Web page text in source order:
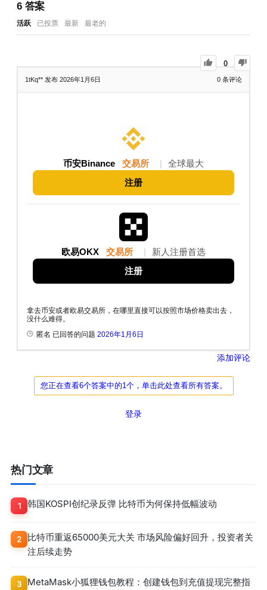
6答案
活跃 已投票 最新 最老的
0
1tKq** 发布 2026年1月6日 0 条评论
币安Binance 交易所 全球最大
注册
欧易OKX 交易所 新人注册首选
注册
拿去币安或者欧易交易所，在哪里直接可以按照市场价格卖出去，
没什么难得。
匿名 已回答的问题 2026年1月6日
添加评论
您正在查看6个答案中的1个，单击此处查看所有答案。
登录
热门文章
1 韩国KOSPI创纪录反弹 比特币为何保持低幅波动
2
比特币重返65000美元大关 市场风险偏好回升，投资者关
注后续走势
3
MetaMask小狐狸钱包教程：创建钱包到充值提现完整指